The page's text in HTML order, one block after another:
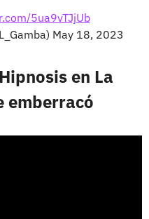
5ua9vTJjUb
May 18, 2023
en La
emberracó